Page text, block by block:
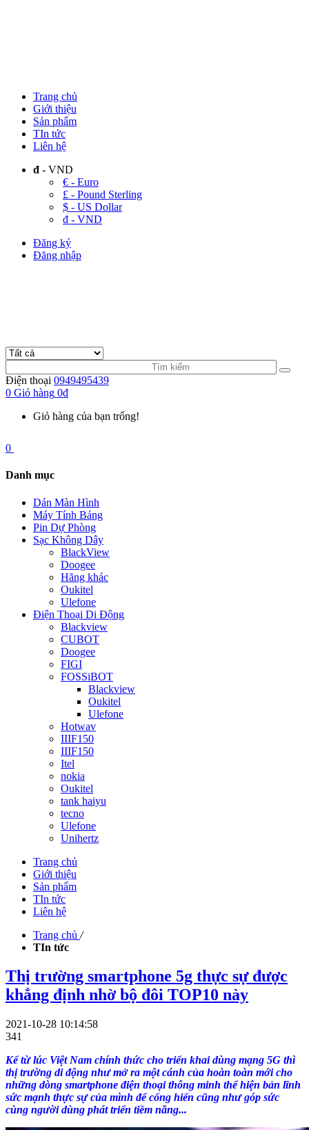
Trang chủ
Giới thiệu
Sản phẩm
TIn tức
Liên hệ
đ - VND
€ - Euro
£ - Pound Sterling
$ - US Dollar
đ - VND
Đăng ký
Đăng nhập
Điện thoại 0949495439
0 Giỏ hàng 0đ
Giỏ hàng của bạn trống!
0
Danh mục
Dán Màn Hình
Máy Tính Bảng
Pin Dự Phòng
Sạc Không Dây
BlackView
Doogee
Hãng khác
Oukitel
Ulefone
Điện Thoại Di Động
Blackview
CUBOT
Doogee
FIGI
FOSSiBOT
Blackview
Oukitel
Ulefone
Hotwav
IIIF150
IIIF150
Itel
nokia
Oukitel
tank haiyu
tecno
Ulefone
Unihertz
Trang chủ
Giới thiệu
Sản phẩm
TIn tức
Liên hệ
Trang chủ /
TIn tức
Thị trường smartphone 5g thực sự được
khẳng định nhờ bộ đôi TOP10 này
2021-10-28 10:14:58
341
Kể từ lúc Việt Nam chính thức cho triển khai dùng mạng 5G thì
thị trường di động như mở ra một cánh của hoàn toàn mới cho
những dòng smartphone điện thoại thông minh thể hiện bản lĩnh
sức mạnh thực sự của mình để cống hiến cũng như góp sức
cùng người dùng phát triển tiềm năng...